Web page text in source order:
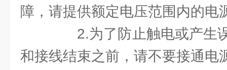
障，请提供额定电压范围内的电
2.为了防止触电或产生
和接线结束之前，请不要接通电